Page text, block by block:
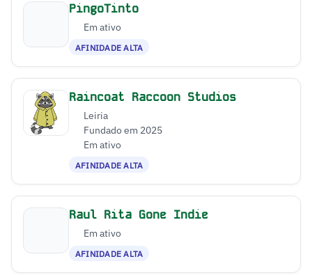
PingoTinto
Em ativo
AFINIDADE ALTA
Raincoat Raccoon Studios
Leiria
Fundado em 2025
Em ativo
AFINIDADE ALTA
Raul Rita Gone Indie
Em ativo
AFINIDADE ALTA